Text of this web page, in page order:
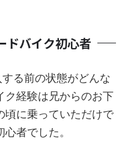
ドバイク初心者
る前の状態がどんな
ク経験は兄からのお下
頃に乗っていただけで
者でした。